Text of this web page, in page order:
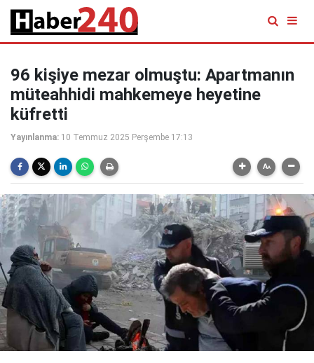
96 kişiye mezar olmuştu: Apartmanın
müteahhidi mahkemeye heyetine
küfretti
Yayınlanma: 10 Temmuz 2025 Perşembe 17:13